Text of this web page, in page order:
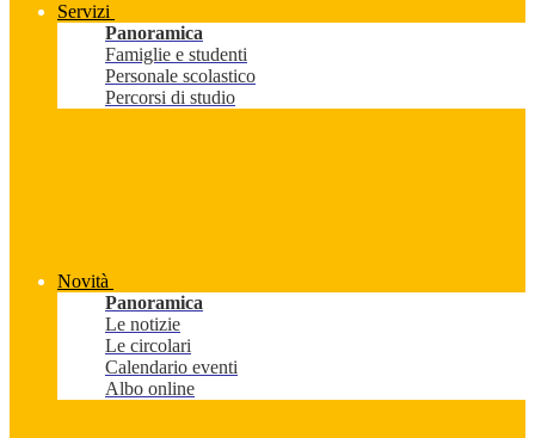
Servizi
Panoramica
Famiglie e studenti
Personale scolastico
Percorsi di studio
Novità
Panoramica
Le notizie
Le circolari
Calendario eventi
Albo online